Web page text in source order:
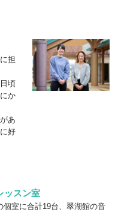
担
頃
か
あ
好
ッスン室
室に合計19台、翠湖館の音